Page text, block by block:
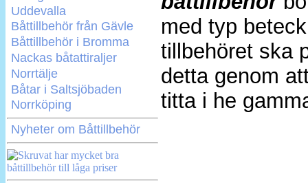
Uddevalla
Båttillbehör från Gävle
Båttillbehör i Bromma
Nackas båtattiraljer
Norrtälje
Båtar i Saltsjöbaden
Norrköping
Nyheter om Båttillbehör
med typ
tillbehöret ska
detta genom
titta i he